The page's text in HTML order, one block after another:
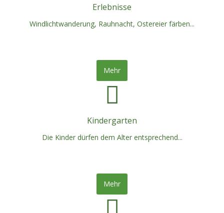
Erlebnisse
Windlichtwanderung, Rauhnacht, Ostereier färben...
Mehr
Kindergarten
Die Kinder dürfen dem Alter entsprechend...
Mehr